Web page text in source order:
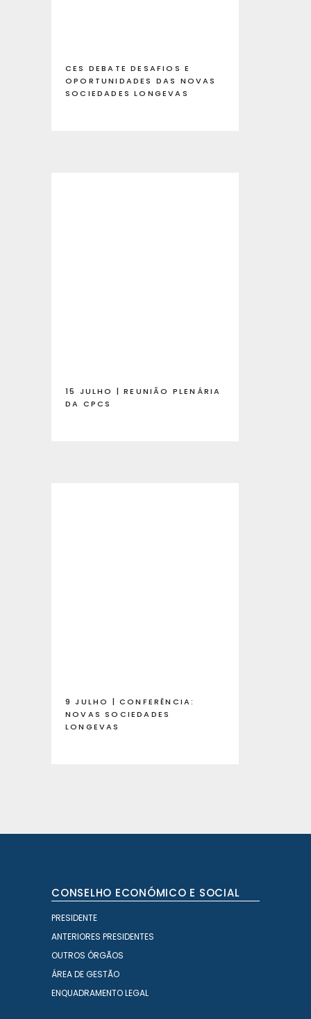
CES DEBATE DESAFIOS E
OPORTUNIDADES DAS NOVAS
SOCIEDADES LONGEVAS
15 JULHO | REUNIÃO PLENÁRIA
DA CPCS
9 JULHO | CONFERÊNCIA:
NOVAS SOCIEDADES
LONGEVAS
CONSELHO ECONÓMICO E SOCIAL
PRESIDENTE
ANTERIORES PRESIDENTES
OUTROS ÓRGÃOS
ÁREA DE GESTÃO
ENQUADRAMENTO LEGAL